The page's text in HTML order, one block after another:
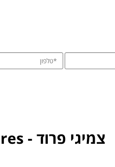
צמיגי פרוד - farroad tires